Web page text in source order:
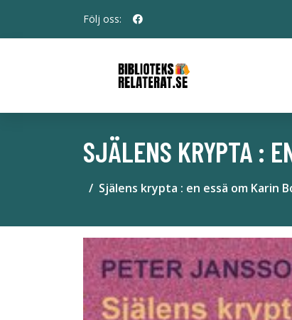
Följ oss:
SJÄLENS KRYPTA :
Själens krypta : en essä om Karin